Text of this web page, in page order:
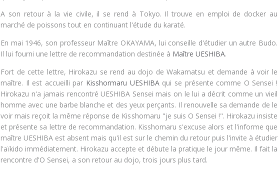
A son retour à la vie civile, il se rend à Tokyo. Il trouve en emploi de docker au
marché de poissons tout en continuant l'étude du karaté.
En mai 1946, son professeur Maître OKAYAMA, lui conseille d'étudier un autre Budo.
Il lui fourni une lettre de recommandation destinée à Maître UESHIBA.
Fort de cette lettre, Hirokazu se rend au dojo de Wakamatsu et demande à voir le
maître. Il est accueilli par Kisshormaru UESHIBAqui se présente comme O Sensei !
Hirokazu n'a jamais rencontré UESHIBA Sensei mais on le lui a décrit comme un vieil
homme avec une barbe blanche et des yeux perçants. Il renouvelle sa demande de le
voir mais reçoit la même réponse de Kisshomaru "je suis O Sensei !". Hirokazu insiste
et présente sa lettre de recommandation. Kisshomaru s'excuse alors et l'informe que
maître UESHIBA est absent mais qu'il est sur le chemin du retour puis l'invite à étudier
l'aïkido immédiatement. Hirokazu accepte et débute la pratique le jour même. Il fait la
rencontre d'O Sensei, a son retour au dojo, trois jours plus tard.